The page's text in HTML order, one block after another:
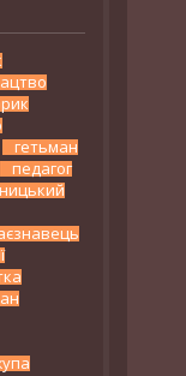
гетьман
педагог